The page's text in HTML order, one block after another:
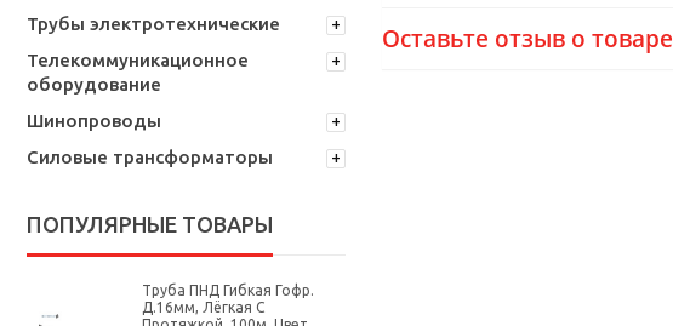
Трубы электротехнические
Телекоммуникационное
оборудование
Шинопроводы
Силовые трансформаторы
ПОПУЛЯРНЫЕ ТОВАРЫ
Труба ПНД Гибкая Гофр.
Д.16мм, Лёгкая С
Оставьте отзыв о товаре